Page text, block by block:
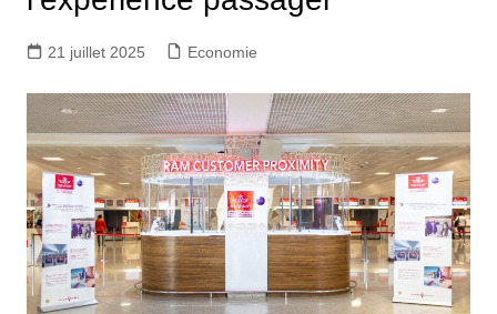
21 juillet 2025 Economie